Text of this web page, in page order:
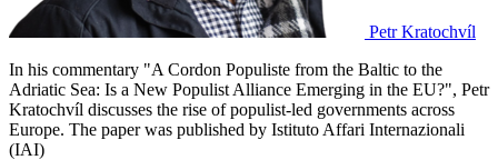
Petr Kratochvíl
In his commentary "A Cordon Populiste from the Baltic to the
Adriatic Sea: Is a New Populist Alliance Emerging in the EU?", Petr
Kratochvíl discusses the rise of populist-led governments across
Europe. The paper was published by Istituto Affari Internazionali
(IAI)